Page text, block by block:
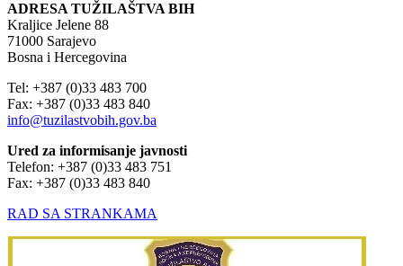
ADRESA TUŽILAŠTVA BIH
Kraljice Jelene 88
71000 Sarajevo
Bosna i Hercegovina
Tel: +387 (0)33 483 700
Fax: +387 (0)33 483 840
info@tuzilastvobih.gov.ba
Ured za informisanje javnosti
Telefon: +387 (0)33 483 751
Fax: +387 (0)33 483 840
RAD SA STRANKAMA